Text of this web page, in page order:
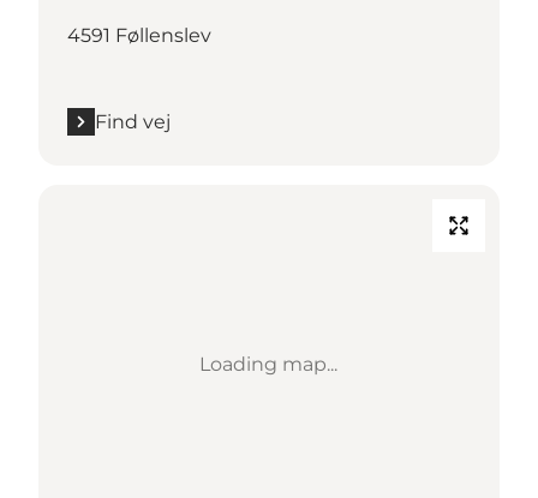
4591 Føllenslev
Find vej
Loading map...